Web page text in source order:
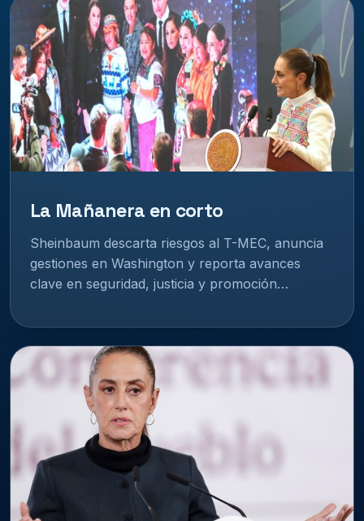
La Mañanera en corto
Sheinbaum descarta riesgos al T-MEC, anuncia
gestiones en Washington y reporta avances
clave en seguridad, justicia y promoción…